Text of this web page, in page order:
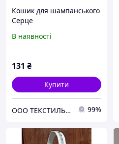
Кошик для шампанського
Серце
В наявності
131 ₴
Купити
ООО ТЕКСТИЛЬ ГРУП 99%